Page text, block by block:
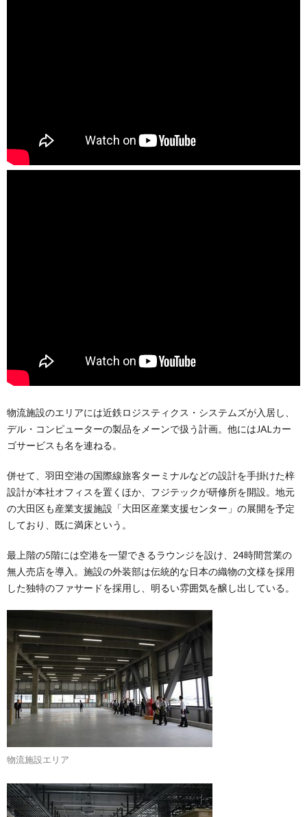
物流施設のエリアには近鉄ロジスティクス・システムズが入居し、
デル・コンピューターの製品をメーンで扱う計画。他にはJALカー
ゴサービスも名を連ねる。
併せて、羽田空港の国際線旅客ターミナルなどの設計を手掛けた梓
設計が本社オフィスを置くほか、フジテックが研修所を開設。地元
の大田区も産業支援施設「大田区産業支援センター」の展開を予定
しており、既に満床という。
最上階の5階には空港を一望できるラウンジを設け、24時間営業の
無人売店を導入。施設の外装部は伝統的な日本の織物の文様を採用
した独特のファサードを採用し、明るい雰囲気を醸し出している。
物流施設エリア